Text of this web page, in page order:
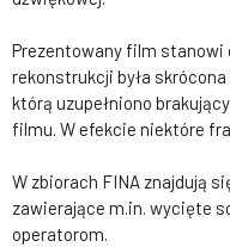
Prezentowany film stanowi
rekonstrukcji była
którą uzupełniono
filmu. W efekcie niektóre
W zbiorach FINA znajdują
zawierające m.in. wycięte
operatorom.